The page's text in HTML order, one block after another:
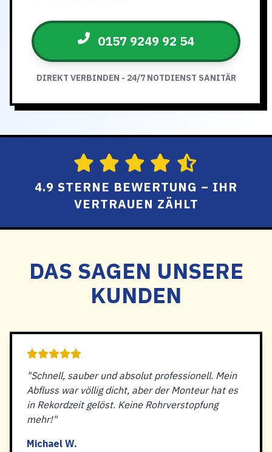
0157 9249 92 54
DIREKT VERBINDEN - 24/7 NOTDIENST SANITÄR
4.9 STERNE BEWERTUNG – IHR
VERTRAUEN ZÄHLT
DAS SAGEN UNSERE
KUNDEN
"Schnell, sauber und absolut professionell. Mein
Abfluss war völlig dicht, aber der Monteur hat es
in Rekordzeit gelöst. Keine Rohrverstopfung
mehr!"
Michael W.